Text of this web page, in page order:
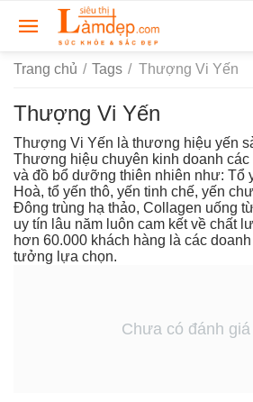
Trang chủ / Tags / Thượng Vi Yến
Thượng Vi Yến
Thượng Vi Yến là thương hiệu yến
Thương hiệu chuyên kinh doanh các
và đồ bổ dưỡng thiên nhiên như: Tổ
Hoà, tổ yến thô, yến tinh chế, yến
Đông trùng hạ thảo, Collagen uống
uy tín lâu năm luôn cam kết về chất
hơn 60.000 khách hàng là các
tưởng lựa chọn.
Chưa có đánh